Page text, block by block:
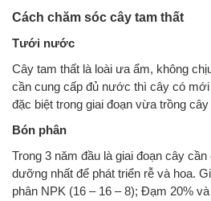
Cách chăm sóc cây tam thất
Tưới nước
Cây tam thất là loài ưa ẩm, không
cần cung cấp đủ nước thì cây có
đặc biệt trong giai đoạn vừa trồng
Bón phân
Trong 3 năm đầu là giai đoạn cây
dưỡng nhất để phát triển rễ và hoa.
phân NPK (16 – 16 – 8); Đạm 20%